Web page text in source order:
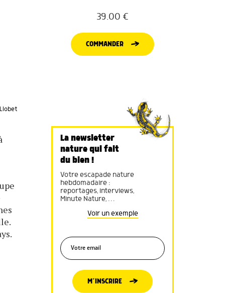
39.00 €
COMMANDER
La newsletter
nature qui fait
du bien !
Votre escapade nature
hebdomadaire :
reportages, interviews,
Minute Nature, …
Voir un exemple
M’INSCRIRE